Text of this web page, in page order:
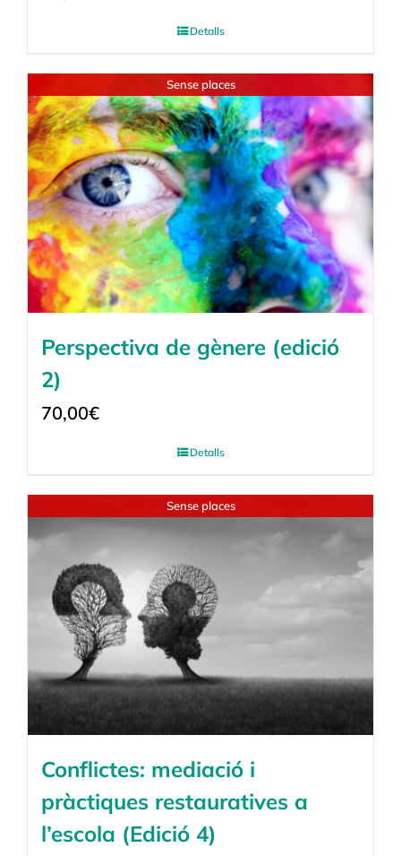
Detalls
Sense places
Perspectiva de gènere (edició
2)
70,00€
Detalls
Sense places
Conflictes: mediació i
pràctiques restauratives a
l’escola (Edició 4)